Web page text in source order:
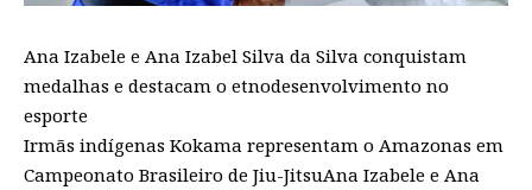
Ana Izabele e Ana Izabel Silva da Silva conquistam
medalhas e destacam o etnodesenvolvimento no
esporte
Irmãs indígenas Kokama representam o Amazonas em
Campeonato Brasileiro de Jiu-JitsuAna Izabele e Ana